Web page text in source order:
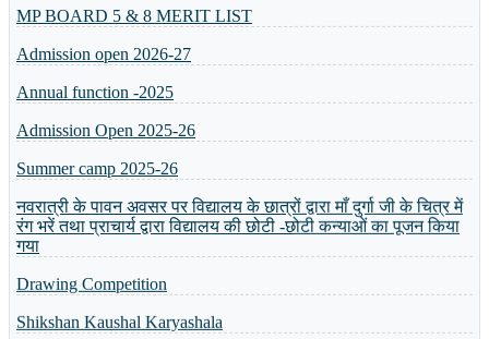
Admission open 2026-27
Annual function -2025
Admission Open 2025-26
Summer camp 2025-26
नवरात्री के पावन अवसर पर विद्यालय के छात्रों द्वारा माँ दुर्गा जी के चित्र में
रंग भरें तथा प्राचार्य द्वारा विद्यालय की छोटी -छोटी कन्याओं का पूजन किया
गया
Drawing Competition
Shikshan Kaushal Karyashala
Admission Open 2024-25